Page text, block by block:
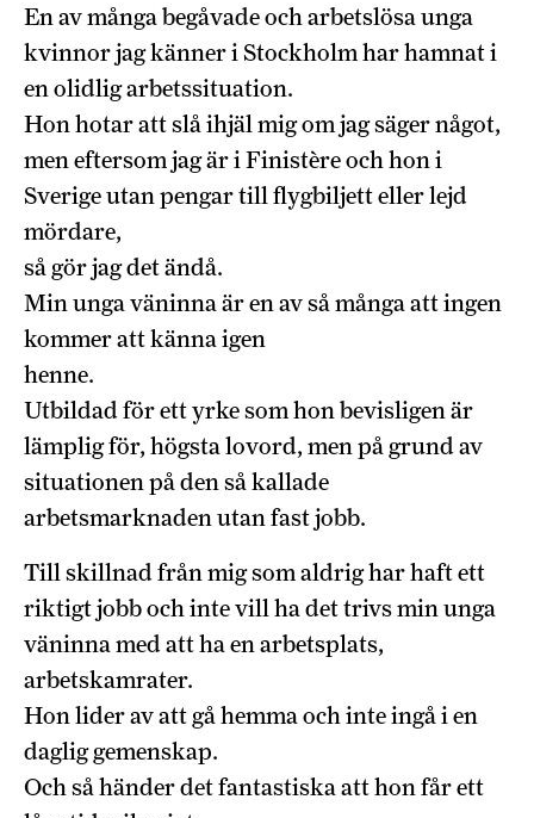
En av många begåvade och arbetslösa unga
kvinnor jag känner i Stockholm har hamnat i
en olidlig arbetssituation.
Hon hotar att slå ihjäl mig om jag säger något,
men eftersom jag är i Finistère och hon i
Sverige utan pengar till flygbiljett eller lejd
mördare,
så gör jag det ändå.
Min unga väninna är en av så många att ingen
kommer att känna igen
henne.
Utbildad för ett yrke som hon bevisligen är
lämplig för, högsta lovord, men på grund av
situationen på den så kallade
arbetsmarknaden utan fast jobb.
Till skillnad från mig som aldrig har haft ett
riktigt jobb och inte vill ha det trivs min unga
väninna med att ha en arbetsplats,
arbetskamrater.
Hon lider av att gå hemma och inte ingå i en
daglig gemenskap.
Och så händer det fantastiska att hon får ett